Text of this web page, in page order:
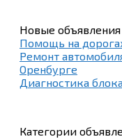
Новые объявления
Помощь на
Ремонт
Оренбурге
Диагностика
Категории